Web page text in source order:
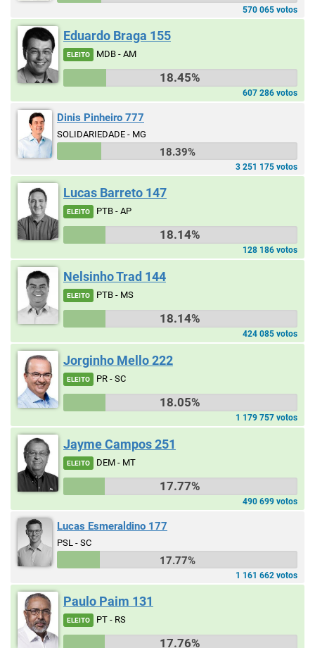
570 065 votos
Eduardo Braga 155
ELEITO MDB - AM
18.45%
607 286 votos
Dinis Pinheiro 777
SOLIDARIEDADE - MG
18.39%
3 251 175 votos
Lucas Barreto 147
ELEITO PTB - AP
18.14%
128 186 votos
Nelsinho Trad 144
ELEITO PTB - MS
18.14%
424 085 votos
Jorginho Mello 222
ELEITO PR - SC
18.05%
1 179 757 votos
Jayme Campos 251
ELEITO DEM - MT
17.77%
490 699 votos
Lucas Esmeraldino 177
PSL - SC
17.77%
1 161 662 votos
Paulo Paim 131
ELEITO PT - RS
17.76%